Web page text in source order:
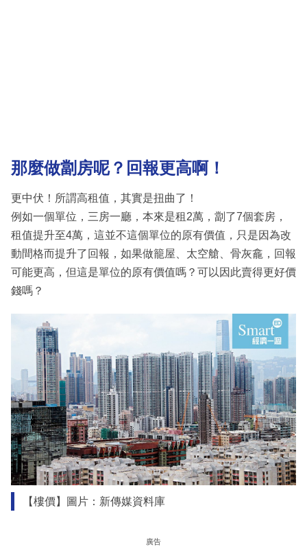
那麼做劏房呢？回報更高啊！
更中伏！所謂高租值，其實是扭曲了！
例如一個單位，三房一廳，本來是租2萬，劏了7個套房，
租值提升至4萬，這並不這個單位的原有價值，只是因為改
動間格而提升了回報，如果做籠屋、太空艙、骨灰龕，回報
可能更高，但這是單位的原有價值嗎？可以因此賣得更好價
錢嗎？
【樓價】圖片：新傳媒資料庫
廣告